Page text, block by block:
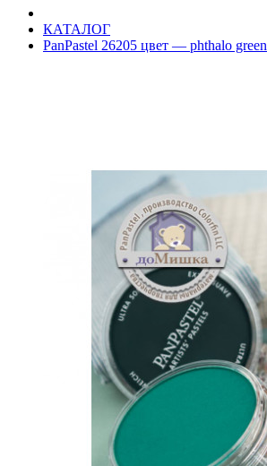
КАТАЛОГ
PanPastel 26205 цвет — phthalo green